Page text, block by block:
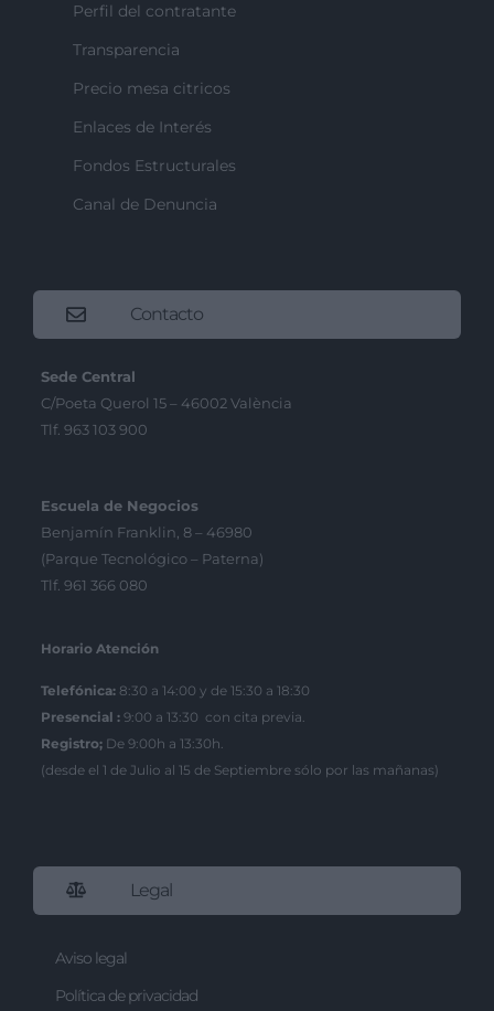
Perfil del contratante
Transparencia
Precio mesa citricos
Enlaces de Interés
Fondos Estructurales
Canal de Denuncia
Contacto
Sede Central
C/Poeta Querol 15 – 46002 València
Tlf. 963 103 900
Escuela de Negocios
Benjamín Franklin, 8 – 46980
(Parque Tecnológico – Paterna)
Tlf. 961 366 080
Horario Atención
Telefónica: 8:30 a 14:00 y de 15:30 a 18:30
Presencial : 9:00 a 13:30 con cita previa.
Registro; De 9:00h a 13:30h.
(desde el 1 de Julio al 15 de Septiembre sólo por las mañanas)
Legal
Aviso legal
Política de privacidad